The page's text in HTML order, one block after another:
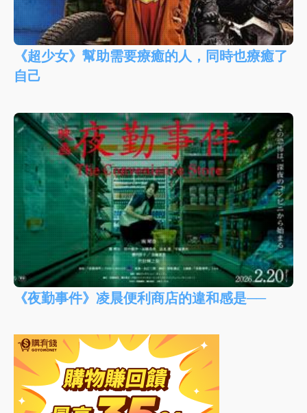
《超少女》幫助需要療癒的人，同時也療癒了
自己
《夜勤事件》凌晨便利商店的違和感是──